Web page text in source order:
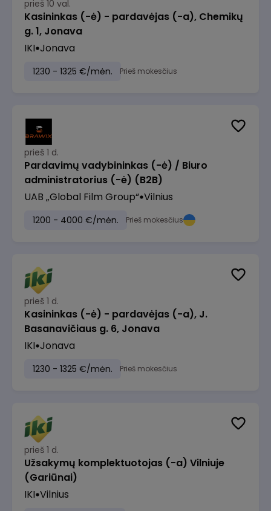
prieš 10 val.
Kasininkas (-ė) - pardavėjas (-a), Chemikų
g. 1, Jonava
IKI Jonava
1230 - 1325 €/mėn. Prieš mokesčius
prieš 1 d.
Pardavimų vadybininkas (-ė) / Biuro
administratorius (-ė) (B2B)
UAB „Global Film Group“ Vilnius
1200 - 4000 €/mėn. Prieš mokesčius
prieš 1 d.
Kasininkas (-ė) - pardavėjas (-a), J.
Basanavičiaus g. 6, Jonava
IKI Jonava
1230 - 1325 €/mėn. Prieš mokesčius
prieš 1 d.
Užsakymų komplektuotojas (-a) Vilniuje
(Gariūnai)
IKI Vilnius